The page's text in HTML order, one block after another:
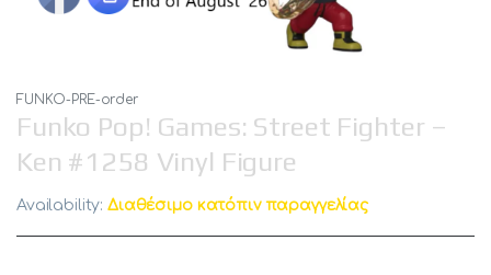
FUNKO-PRE-order
Funko Pop! Games: Street Fighter –
Ken #1258 Vinyl Figure
Availability:Διαθέσιμο κατόπιν παραγγελίας